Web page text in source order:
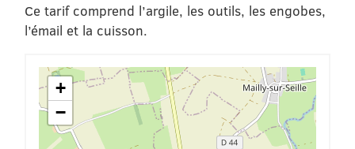
Ce tarif comprend l’argile, les outils, les engobes,
l’émail et la cuisson.
+
−